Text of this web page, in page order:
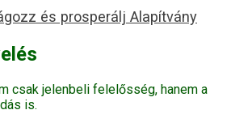
és prosperálj Alapítvány
csak jelenbeli felelősség, hanem a
is.